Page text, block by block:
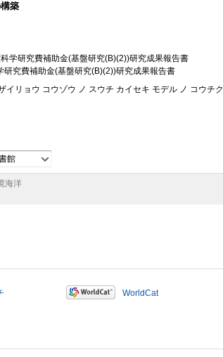
築
学研究費補助金(基盤研究(B)(2))研究成果報告書
研究費補助金(基盤研究(B)(2))研究成果報告書
イリョウ コウゾウ ノ スウチ カイセキ モデル ノ コウチク
館
海洋
WorldCat